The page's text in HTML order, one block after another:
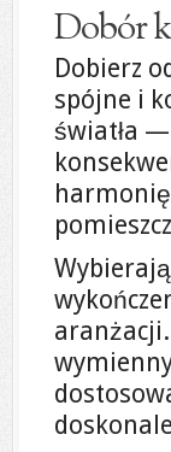
Dobór
Dobierz
spójne i
światła —